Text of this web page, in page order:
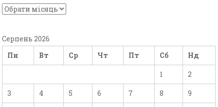
Серпень 2026
Пн
Вт Ср Чт Пт Сб Нд
1 2
3 4 5 6 7 8 9